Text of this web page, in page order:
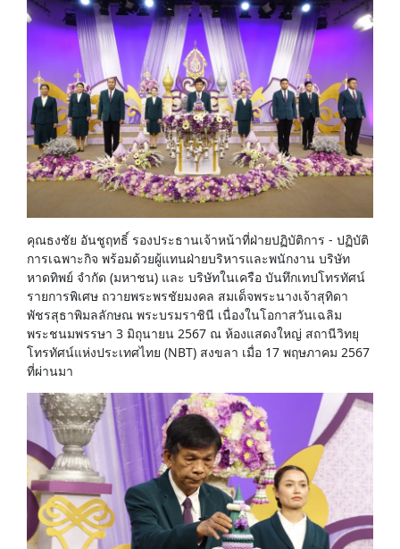
คุณธงชัย อันชูฤทธิ์ รองประธานเจ้าหน้าที่ฝ่ายปฏิบัติการ - ปฏิบัติ
การเฉพาะกิจ พร้อมด้วยผู้แทนฝ่ายบริหารและพนักงาน บริษัท
หาดทิพย์ จำกัด (มหาชน) และ บริษัทในเครือ บันทึกเทปโทรทัศน์
รายการพิเศษ ถวายพระพรชัยมงคล สมเด็จพระนางเจ้าสุทิดา
พัชรสุธาพิมลลักษณ พระบรมราชินี เนื่องในโอกาสวันเฉลิม
พระชนมพรรษา 3 มิถุนายน 2567 ณ ห้องแสดงใหญ่ สถานีวิทยุ
โทรทัศน์แห่งประเทศไทย (NBT) สงขลา เมื่อ 17 พฤษภาคม 2567
ที่ผ่านมา